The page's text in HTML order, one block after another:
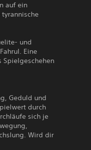
auf ein
und
Eine
Spielgeschehen
Geduld und
durch
sich je
Wird dir